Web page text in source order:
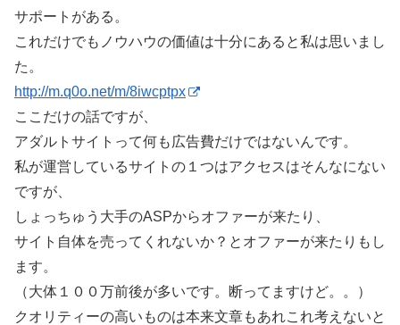
サポートがある。
これだけでもノウハウの価値は十分にあると私は思いまし
た。
http://m.q0o.net/m/8iwcptpx
ここだけの話ですが、
アダルトサイトって何も広告費だけではないんです。
私が運営しているサイトの１つはアクセスはそんなにない
ですが、
しょっちゅう大手のASPからオファーが来たり、
サイト自体を売ってくれないか？とオファーが来たりもし
ます。
（大体１００万前後が多いです。断ってますけど。。）
クオリティーの高いものは本来文章もあれこれ考えないと